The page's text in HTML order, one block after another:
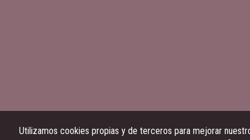
Utilizamos cookies propias y de terceros para mejorar